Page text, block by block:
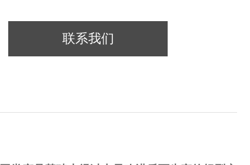
联系我们